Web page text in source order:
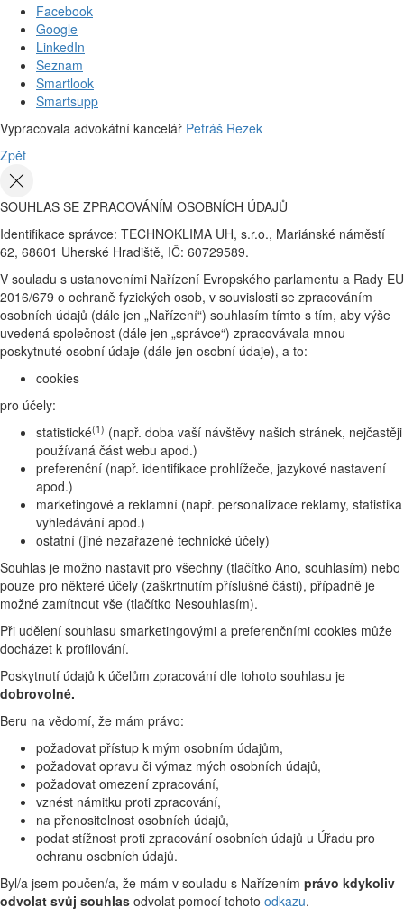
Facebook
Google
LinkedIn
Seznam
Smartlook
Smartsupp
Vypracovala advokátní kancelář Petráš Rezek
Zpět
SOUHLAS SE ZPRACOVÁNÍM OSOBNÍCH ÚDAJŮ
Identifikace správce: TECHNOKLIMA UH, s.r.o., Mariánské náměstí
62, 68601 Uherské Hradiště, IČ: 60729589.
V souladu s ustanoveními Nařízení Evropského parlamentu a Rady EU
2016/679 o ochraně fyzických osob, v souvislosti se zpracováním
osobních údajů (dále jen „Nařízení“) souhlasím tímto s tím, aby výše
uvedená společnost (dále jen „správce“) zpracovávala mnou
poskytnuté osobní údaje (dále jen osobní údaje), a to:
cookies
pro účely:
statistické(1) (např. doba vaší návštěvy našich stránek, nejčastěji
používaná část webu apod.)
preferenční (např. identifikace prohlížeče, jazykové nastavení
apod.)
marketingové a reklamní (např. personalizace reklamy, statistika
vyhledávání apod.)
ostatní (jiné nezařazené technické účely)
Souhlas je možno nastavit pro všechny (tlačítko Ano, souhlasím) nebo
pouze pro některé účely (zaškrtnutím příslušné části), případně je
možné zamítnout vše (tlačítko Nesouhlasím).
Při udělení souhlasu smarketingovými a preferenčními cookies může
docházet k profilování.
Poskytnutí údajů k účelům zpracování dle tohoto souhlasu je
dobrovolné.
Beru na vědomí, že mám právo:
požadovat přístup k mým osobním údajům,
požadovat opravu či výmaz mých osobních údajů,
požadovat omezení zpracování,
vznést námitku proti zpracování,
na přenositelnost osobních údajů,
podat stížnost proti zpracování osobních údajů u Úřadu pro
ochranu osobních údajů.
Byl/a jsem poučen/a, že mám v souladu s Nařízením právo kdykoliv
odvolat svůj souhlas odvolat pomocí tohoto odkazu.